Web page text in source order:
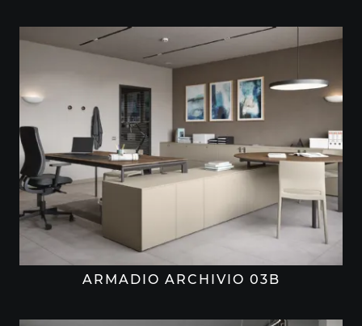
ARMADIO ARCHIVIO 03B